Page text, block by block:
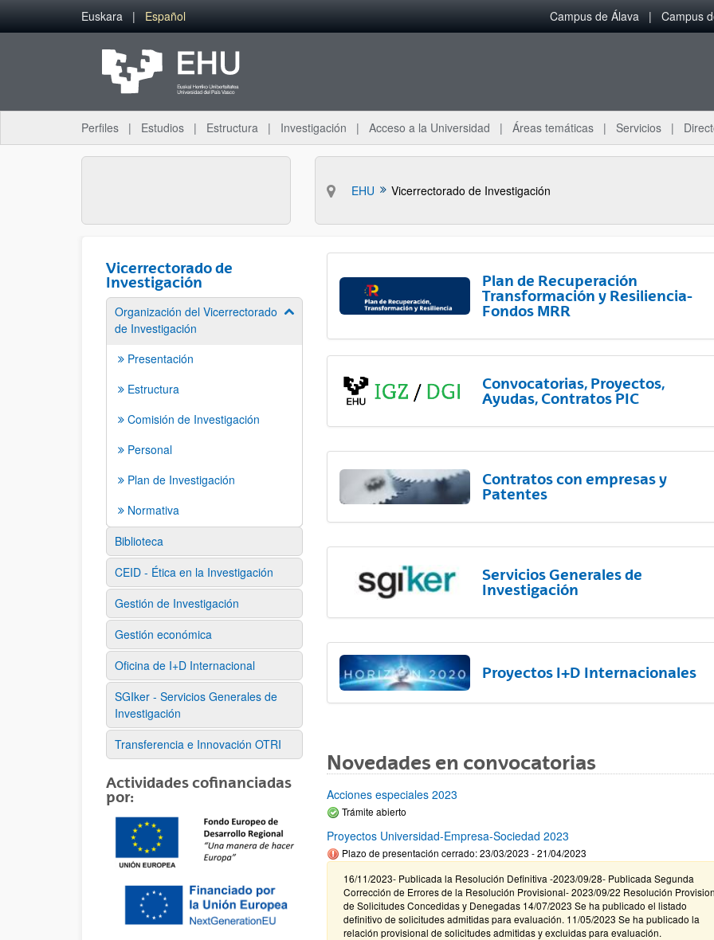
Saltar al contenido principal
Euskara Español Campus de Álava Campus
Perfiles Estudios Estructura Investigación Acceso a la Universidad Áreas temáticas Servicios
EHU Vicerrectorado de Investigación
Vicerrectorado de
Investigación
Organización del Vicerrectorado
de Investigación
Mostrar/ocultar subpáginas
Presentación
Estructura
Comisión de Investigación
Personal
Plan de Investigación
Normativa
Biblioteca
CEID - Ética en la Investigación
Gestión de Investigación
Gestión económica
Oficina de I+D Internacional
SGIker - Servicios Generales de
Investigación
Transferencia e Innovación OTRI
Actividades cofinanciadas
por:
Plan de Recuperación
Transformación y Resiliencia-
Fondos MRR
Convocatorias, Proyectos,
Ayudas, Contratos PIC
Contratos con empresas y
Patentes
Servicios Generales de
Investigación
Proyectos I+D Internacionales
Novedades en convocatorias
Acciones especiales 2023
Trámite abierto
Proyectos Universidad-Empresa-Sociedad 2023
Plazo de presentación cerrado: 23/03/2023 - 21/04/2023
16/11/2023- Publicada la Resolución Definitiva -2023/09/28- Publicada Segunda
Corrección de Errores de la Resolución Provisional- 2023/09/22 Resolución
de Solicitudes Concedidas y Denegadas 14/07/2023 Se ha publicado el listado
definitivo de solicitudes admitidas para evaluación. 11/05/2023 Se ha publicado la
relación provisional de solicitudes admitidas y excluidas para evaluación.